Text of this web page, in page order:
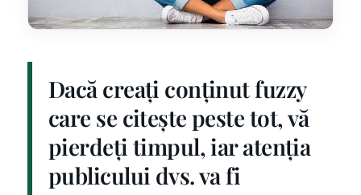
Dacă creați conținut fuzzy
care se citește peste tot, vă
pierdeți timpul, iar atenția
publicului dvs. va fi